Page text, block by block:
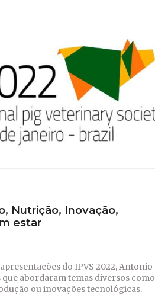
Nutrição, Inovação,
estar
do IPVS 2022, Antonio
abordaram temas diversos como
ou inovações tecnológicas.